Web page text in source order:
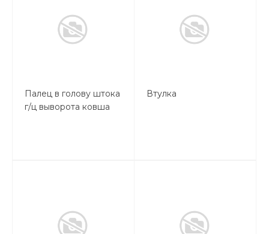
Палец в голову штока
г/ц выворота ковша
Втулка